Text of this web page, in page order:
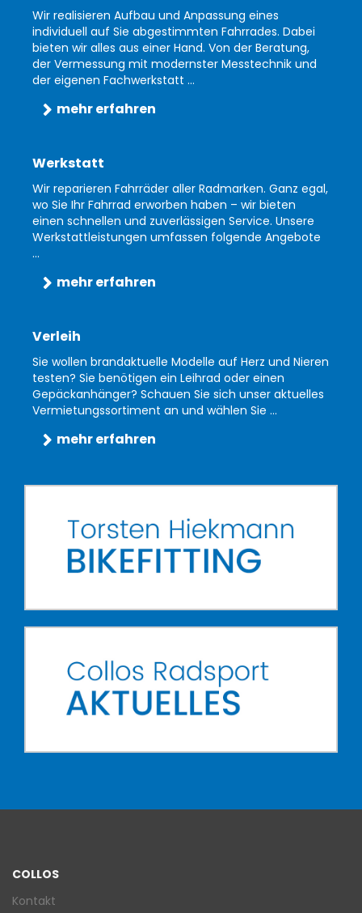
Wir realisieren Aufbau und Anpassung eines
individuell auf Sie abgestimmten Fahrrades. Dabei
bieten wir alles aus einer Hand. Von der Beratung,
der Vermessung mit modernster Messtechnik und
der eigenen Fachwerkstatt ...
mehr erfahren
Werkstatt
Wir reparieren Fahrräder aller Radmarken. Ganz egal,
wo Sie Ihr Fahrrad erworben haben – wir bieten
einen schnellen und zuverlässigen Service. Unsere
Werkstattleistungen umfassen folgende Angebote
...
mehr erfahren
Verleih
Sie wollen brandaktuelle Modelle auf Herz und Nieren
testen? Sie benötigen ein Leihrad oder einen
Gepäckanhänger? Schauen Sie sich unser aktuelles
Vermietungssortiment an und wählen Sie ...
mehr erfahren
COLLOS
Kontakt